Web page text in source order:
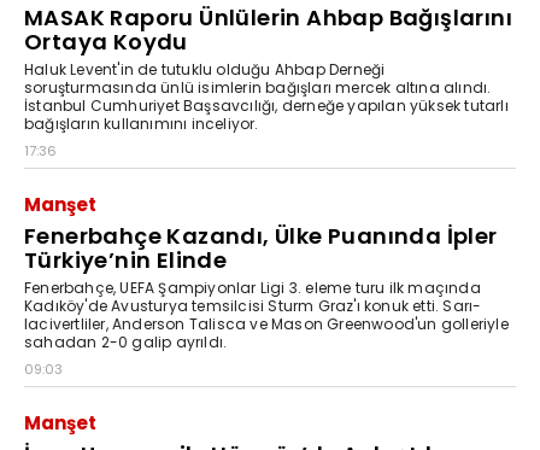
MASAK Raporu Ünlülerin Ahbap Bağışlarını
Ortaya Koydu
Haluk Levent'in de tutuklu olduğu Ahbap Derneği
soruşturmasında ünlü isimlerin bağışları mercek altına alındı.
İstanbul Cumhuriyet Başsavcılığı, derneğe yapılan yüksek tutarlı
bağışların kullanımını inceliyor.
17:36
Manşet
Fenerbahçe Kazandı, Ülke Puanında İpler
Türkiye’nin Elinde
Fenerbahçe, UEFA Şampiyonlar Ligi 3. eleme turu ilk maçında
Kadıköy'de Avusturya temsilcisi Sturm Graz'ı konuk etti. Sarı-
lacivertliler, Anderson Talisca ve Mason Greenwood'un golleriyle
sahadan 2-0 galip ayrıldı.
09:03
Manşet